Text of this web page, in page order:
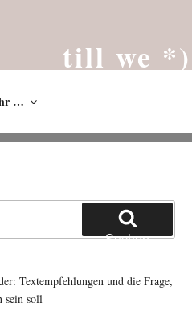
till we *)
…
Suchen
Textempfehlungen und die Frage,
sein soll